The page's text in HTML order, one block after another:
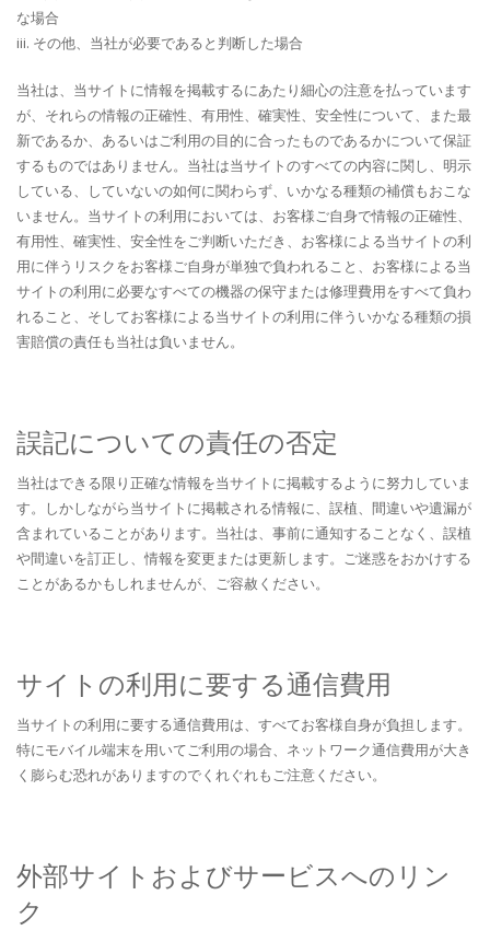
な場合
iii. その他、当社が必要であると判断した場合
当社は、当サイトに情報を掲載するにあたり細心の注意を払っています
が、それらの情報の正確性、有用性、確実性、安全性について、また最
新であるか、あるいはご利用の目的に合ったものであるかについて保証
するものではありません。当社は当サイトのすべての内容に関し、明示
している、していないの如何に関わらず、いかなる種類の補償もおこな
いません。当サイトの利用においては、お客様ご自身で情報の正確性、
有用性、確実性、安全性をご判断いただき、お客様による当サイトの利
用に伴うリスクをお客様ご自身が単独で負われること、お客様による当
サイトの利用に必要なすべての機器の保守または修理費用をすべて負わ
れること、そしてお客様による当サイトの利用に伴ういかなる種類の損
害賠償の責任も当社は負いません。
誤記についての責任の否定
当社はできる限り正確な情報を当サイトに掲載するように努力していま
す。しかしながら当サイトに掲載される情報に、誤植、間違いや遺漏が
含まれていることがあります。当社は、事前に通知することなく、誤植
や間違いを訂正し、情報を変更または更新します。ご迷惑をおかけする
ことがあるかもしれませんが、ご容赦ください。
サイトの利用に要する通信費用
当サイトの利用に要する通信費用は、すべてお客様自身が負担します。
特にモバイル端末を用いてご利用の場合、ネットワーク通信費用が大き
く膨らむ恐れがありますのでくれぐれもご注意ください。
外部サイトおよびサービスへのリン
ク